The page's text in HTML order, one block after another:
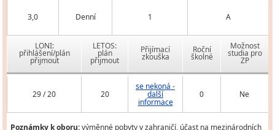
3,0 Denní 1 A
LONI:
přihlášení/plán
přijmout
LETOS:
plán
přijmout
Přijímací
zkouška
Roční
školné
Možnost
studia pro
ZP
29 / 20 20
se nekoná -
další
informace
0 Ne
Poznámky k oboru:výměnné pobyty v zahraničí, účast na mezinárodních